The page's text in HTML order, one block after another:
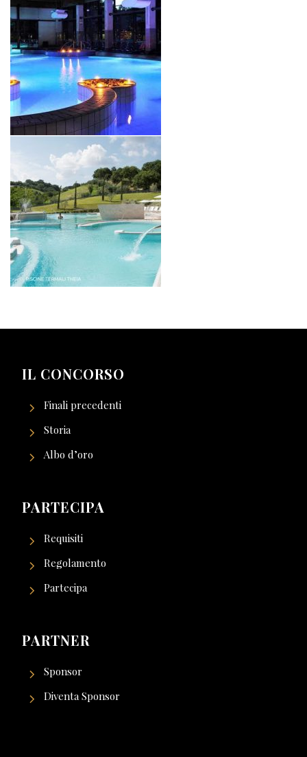
IL CONCORSO
Finali precedenti
Storia
Albo d’oro
PARTECIPA
Requisiti
Regolamento
Partecipa
PARTNER
Sponsor
Diventa Sponsor